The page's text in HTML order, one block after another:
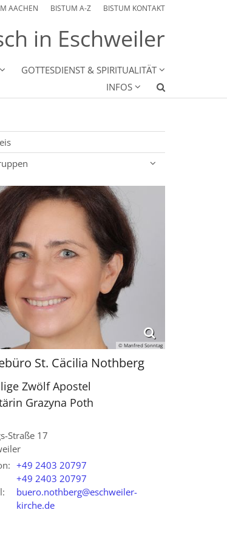
AACHEN BISTUM A-Z BISTUM KONTAKT
in Eschweiler
GOTTESDIENST & SPIRITUALITÄT
INFOS
© Manfred Sonntag
St. Cäcilia Nothberg
Zwölf Apostel
Grazyna Poth
Straße 17
+49 2403 20797
+49 2403 20797
buero.nothberg@eschweiler-
kirche.de